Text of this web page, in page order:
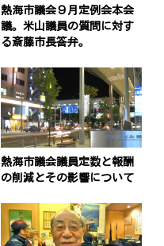
熱海市議会９月定例会本会
議。米山議員の質問に対す
る斎藤市長答弁。
熱海市議会議員定数と報酬
の削減とその影響について